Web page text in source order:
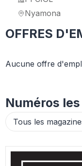
Nyamona
OFFRES
Aucune offre
Numéros
Tous les